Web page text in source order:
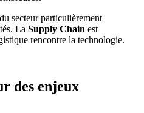
secteur particulièrement
La Supply Chain est
rencontre la technologie.
des enjeux